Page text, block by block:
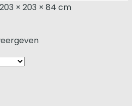
203 × 203 × 84 cm